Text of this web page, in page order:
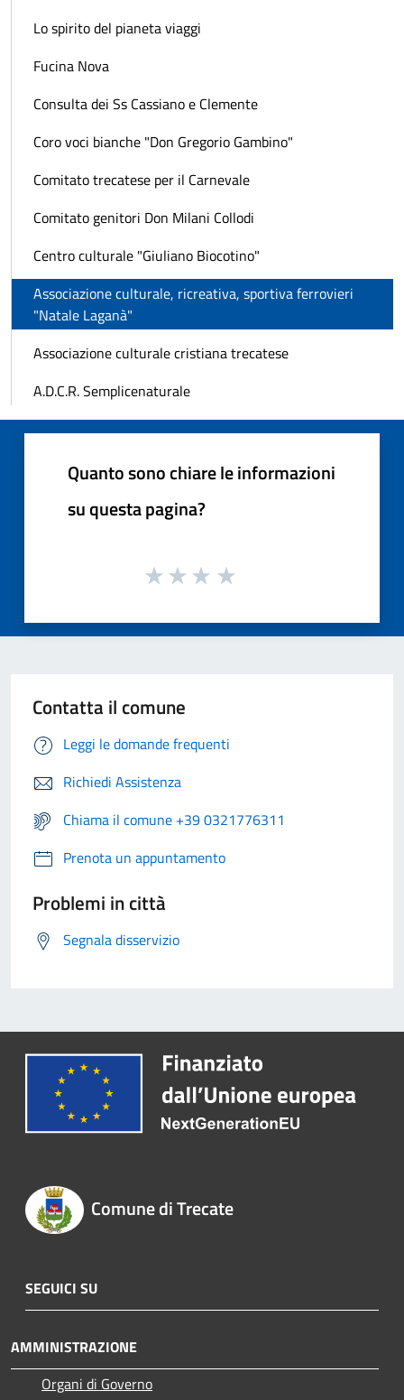
Lo spirito del pianeta viaggi
Fucina Nova
Consulta dei Ss Cassiano e Clemente
Coro voci bianche "Don Gregorio Gambino"
Comitato trecatese per il Carnevale
Comitato genitori Don Milani Collodi
Centro culturale "Giuliano Biocotino"
Associazione culturale, ricreativa, sportiva ferrovieri
"Natale Laganà"
Associazione culturale cristiana trecatese
A.D.C.R. Semplicenaturale
Quanto sono chiare le informazioni
su questa pagina?
Contatta il comune
Leggi le domande frequenti
Richiedi Assistenza
Chiama il comune +39 0321776311
Prenota un appuntamento
Problemi in città
Segnala disservizio
Comune di Trecate
SEGUICI SU
AMMINISTRAZIONE
Organi di Governo